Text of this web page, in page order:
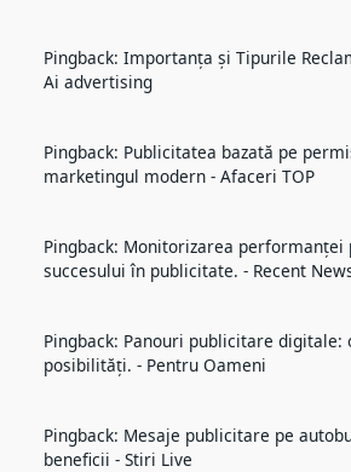
Pingback: Importanța și Tipurile
Ai advertising
Pingback: Publicitatea bazată pe
marketingul modern - Afaceri TOP
Pingback: Monitorizarea performanței
succesului în publicitate. - Recent
Pingback: Panouri publicitare digitale:
posibilități. - Pentru Oameni
Pingback: Mesaje publicitare pe
beneficii - Stiri Live